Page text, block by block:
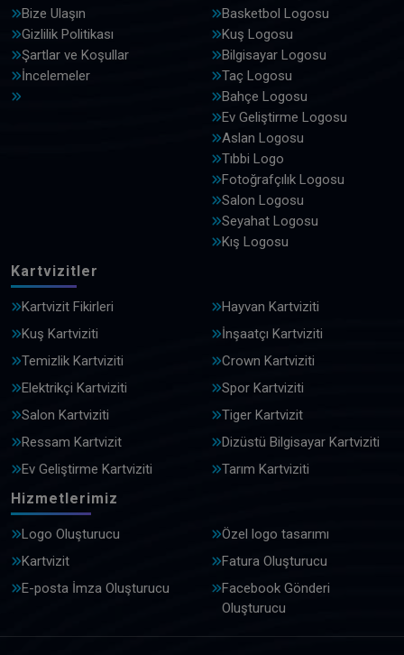
Bize Ulaşın
Gizlilik Politikası
Şartlar ve Koşullar
İncelemeler
Basketbol Logosu
Kuş Logosu
Bilgisayar Logosu
Taç Logosu
Bahçe Logosu
Ev Geliştirme Logosu
Aslan Logosu
Tıbbi Logo
Fotoğrafçılık Logosu
Salon Logosu
Seyahat Logosu
Kış Logosu
Kartvizitler
Kartvizit Fikirleri
Hayvan Kartviziti
Kuş Kartviziti
İnşaatçı Kartviziti
Temizlik Kartviziti
Crown Kartviziti
Elektrikçi Kartviziti
Spor Kartviziti
Salon Kartviziti
Tiger Kartvizit
Ressam Kartvizit
Dizüstü Bilgisayar Kartviziti
Ev Geliştirme Kartviziti
Tarım Kartviziti
Hizmetlerimiz
Logo Oluşturucu
Özel logo tasarımı
Kartvizit
Fatura Oluşturucu
E-posta İmza Oluşturucu
Facebook Gönderi
Oluşturucu